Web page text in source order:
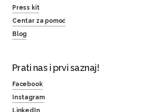
Press kit
Centar za pomoć
Blog
Prati nas i prvi saznaj!
Facebook
Instagram
LinkedIn